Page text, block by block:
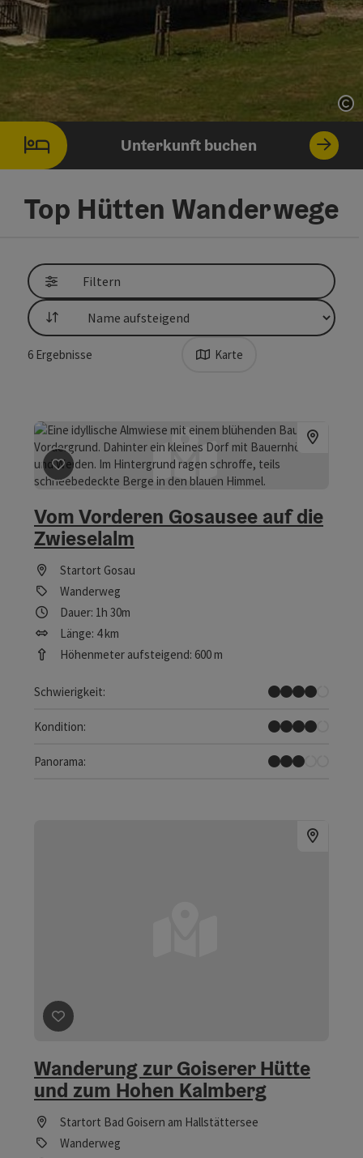
Unterkunft buchen
Top Hütten Wanderwege
Filtern
Sortierung
6 Ergebnisse Karte
Beitrag merken: Vom Vorderen Gosausee auf die
Vom Vorderen Gosausee auf die
Zwieselalm
Startort Gosau
Wanderweg
Dauer: 1h 30m
Länge: 4 km
Höhenmeter aufsteigend: 600 m
Schwierigkeit:
Schwer
Kondition:
Schwer
Panorama:
Einige Ausblicke
Beitrag merken
Wanderung zur Goiserer Hütte
und zum Hohen Kalmberg
Startort Bad Goisern am Hallstättersee
Wanderweg